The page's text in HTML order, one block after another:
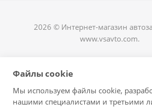
2026 © Интернет-магазин
www.vsavto.com.
+7 (8482) 622-122
Файлы cookie
Мы используем файлы cookie,
нашими специалистами и третьими